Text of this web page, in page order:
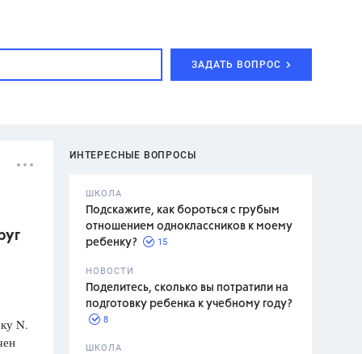
ЗАДАТЬ ВОПРОС
ИНТЕРЕСНЫЕ ВОПРОСЫ
ШКОЛА
Подскажите, как бороться с грубым
отношением одноклассников к моему
ребенку?
15
НОВОСТИ
Поделитесь, сколько вы потратили на
подготовку ребенка к учебному году?
8
ШКОЛА
N.